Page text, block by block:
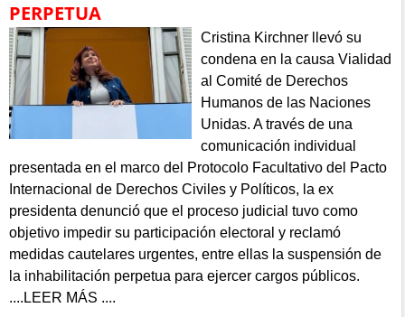
PERPETUA
Cristina Kirchner llevó su
condena en la causa Vialidad
al Comité de Derechos
Humanos de las Naciones
Unidas. A través de una
comunicación individual
presentada en el marco del Protocolo Facultativo del Pacto
Internacional de Derechos Civiles y Políticos, la ex
presidenta denunció que el proceso judicial tuvo como
objetivo impedir su participación electoral y reclamó
medidas cautelares urgentes, entre ellas la suspensión de
la inhabilitación perpetua para ejercer cargos públicos.
....LEER MÁS ....